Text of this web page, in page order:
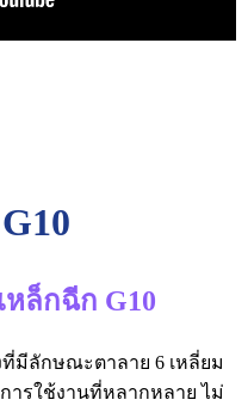
ล็กฉีก G10
ที่มีลักษณะตาลาย 6 เหลี่ยม
ารใช้งานที่หลากหลาย ไม่